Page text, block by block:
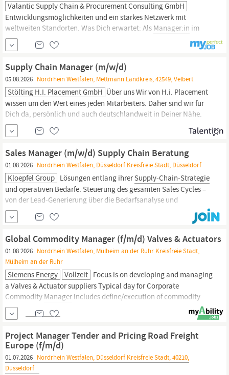
Valantic Supply Chain & Procurement Consulting GmbH
Entwicklungsmöglichkeiten und ein starkes Netzwerk mit
weltweiten Standorten. Was Dich erwartet: Als Manager:in im
Bereich
Supply Chain
Planning über­nimmst du Verantwortung für
Kundenprojekte mit Schwerpunkt Planung und Steuerung der
Lieferkette. Deine Aufgaben umfassen: Projektleitung &
Kundenberatung: Leitung von Projekten im Bereich
Planning (z. B.
Supply Chain Manager (m/w/d)
05.08.2026 Nordrhein Westfalen, Mettmann Landkreis, 42549, Velbert
Stölting H.i. Placement GmbH Über uns Wir von H.i. Placement
wissen um den Wert eines jeden Mitarbeiters. Daher sind wir für
Dich da, persönlich und auch deutschlandweit in Deiner Nähe.
Wir bieten Dir eine faire Bezahlung für attraktive Arbeitsplätze,
völlig unkompliziert und flexibel. Wir suchen ab sofort in Velbert
Manager
Sales Manager (m/w/d) Supply Chain Beratung
01.08.2026 Nordrhein Westfalen, Düsseldorf Kreisfreie Stadt, Düsseldorf
Kloepfel Group Lösungen entlang ihrerSupply-Chain-Strategie
und operativen Bedarfe. Steuerung des gesamten Sales Cycles –
von der Lead-Generierung über die Bedarfsanalyse und
Angebotserstellung bis zum Vertragsabschluss. Durchführung von
Präsentationen, Workshops und Vertragsverhandlungen auf
Managementebene. Aufbau und Pflege eines nachhaltigen
Netzwerks aus Kunden...
Global Commodity Manager (f/m/d) Valves & Actuators
01.08.2026 Nordrhein Westfalen, Mülheim an der Ruhr Kreisfreie Stadt,
Mülheim an der Ruhr
Siemens Energy Vollzeit Focus is on developing and managing
a Valves & Actuator suppliers Typical day for Corporate
Commodity Manager includes define/execution of commodity
strategies, negotiation with suppliers, supplier relationship
management, supplier contract management, reporting, problem
Project Manager Tender and Pricing Road Freight
Europe (f/m/d)
01.07.2026 Nordrhein Westfalen, Düsseldorf Kreisfreie Stadt, 40210,
Düsseldorf